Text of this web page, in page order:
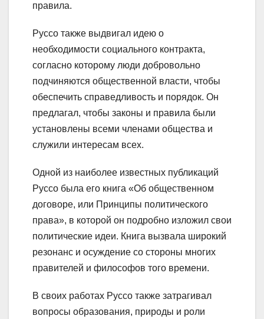
правила.
Руссо также выдвигал идею о
необходимости социального контракта,
согласно которому люди добровольно
подчиняются общественной власти, чтобы
обеспечить справедливость и порядок. Он
предлагал, чтобы законы и правила были
установлены всеми членами общества и
служили интересам всех.
Одной из наиболее известных публикаций
Руссо была его книга «Об общественном
договоре, или Принципы политического
права», в которой он подробно изложил свои
политические идеи. Книга вызвала широкий
резонанс и осуждение со стороны многих
правителей и философов того времени.
В своих работах Руссо также затрагивал
вопросы образования, природы и роли